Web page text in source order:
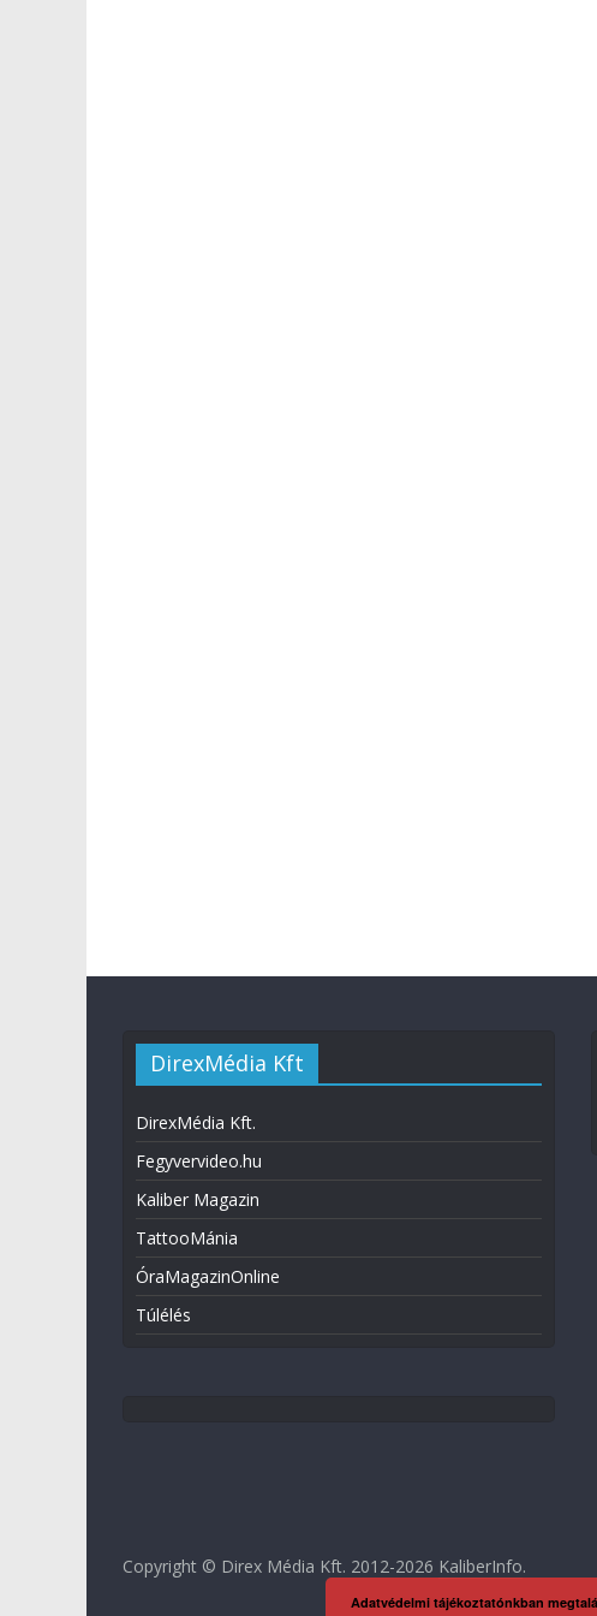
DirexMédia Kft
DirexMédia Kft.
Fegyvervideo.hu
Kaliber Magazin
TattooMánia
ÓraMagazinOnline
Túlélés
Copyright © Direx Média Kft. 2012-2026 KaliberInfo.
Adatvédelmi tájékoztatónkban